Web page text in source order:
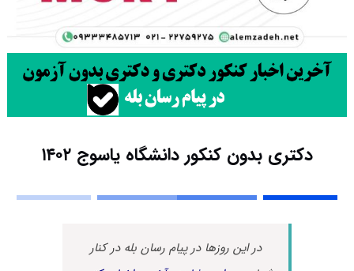
دکتری بدون کنکور دانشگاه یاسوج ۱۴۰۲
در این روزها در پیام رسان بله در کنار